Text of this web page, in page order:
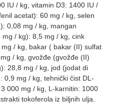
IU / kg, vitamin D3: 1400 IU /
acetat): 60 mg / kg, selen
0,08 mg / kg, mangan
/ kg): 8,5 mg / kg, cink
/ kg, bakar ( bakar (II) sulfat
/ kg, gvožđe (gvožđe (II)
28,8 mg / kg, jod (jodat di
0,9 mg / kg, tehnički čist DL-
000 mg / kg, L-karnitin: 1000
tokoferola iz biljnih ulja.